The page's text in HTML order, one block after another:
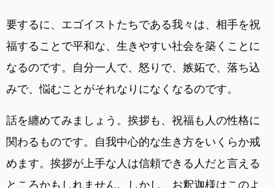
要するに、エゴイストたちである我々は、相手を祝
福することで平和な、生きやすい社会を築くことに
なるのです。自分一人で、怒りで、嫉妬で、落ち込
みで、悩むことがそれなりになくなるのです。
話を纏めてみましょう。挨拶も、祝福も人の性格に
関わるものです。自我中心的な生き方をいくらか戒
めます。挨拶が上手な人は信頼できる人だと言える
ところかもしれません。しかし、お釈迦様はこのよ